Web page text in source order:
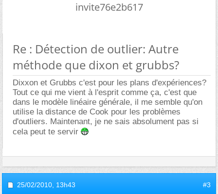
invite76e2b617
Re : Détection de outlier: Autre
méthode que dixon et grubbs?
Dixxon et Grubbs c'est pour les plans d'expériences?
Tout ce qui me vient à l'esprit comme ça, c'est que
dans le modèle linéaire générale, il me semble qu'on
utilise la distance de Cook pour les problèmes
d'outliers. Maintenant, je ne sais absolument pas si
cela peut te servir
25/02/2010, 13h43 #3